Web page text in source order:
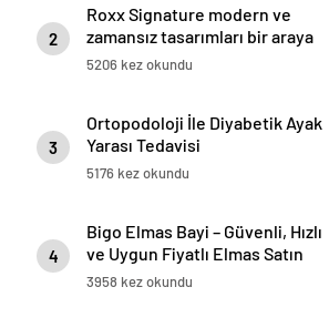
2
Roxx Signature modern ve
zamansız tasarımları bir araya
getiriyor
5206 kez okundu
3
Ortopodoloji İle Diyabetik Ayak
Yarası Tedavisi
5176 kez okundu
4
Bigo Elmas Bayi – Güvenli, Hızlı
ve Uygun Fiyatlı Elmas Satın
Almanın Yeni Adresi
3958 kez okundu